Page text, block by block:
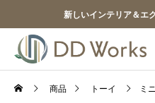
新しいインテリア＆エ
商品 トーイ ミ